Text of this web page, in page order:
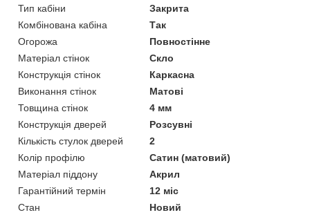
Тип кабіни
Закрита
Комбінована кабіна
Так
Огорожа
Повностінне
Матеріал стінок
Скло
Конструкція стінок
Каркасна
Виконання стінок
Матові
Товщина стінок
4 мм
Конструкція дверей
Розсувні
Кількість стулок дверей
2
Колір профілю
Сатин (матовий)
Матеріал піддону
Акрил
Гарантійний термін
12 міс
Стан
Новий